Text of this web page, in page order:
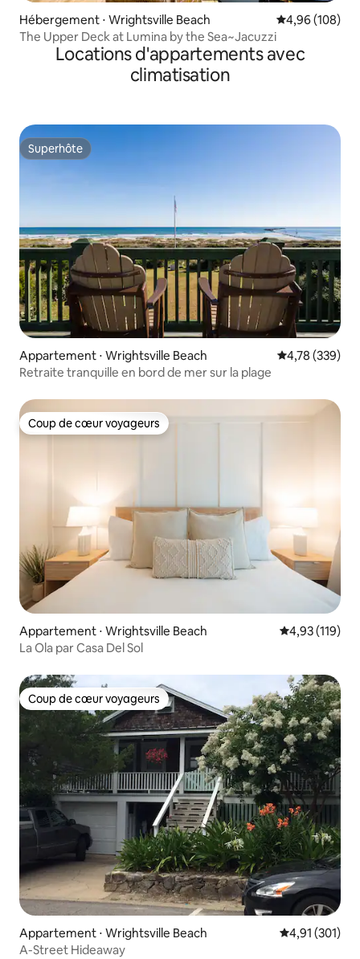
Hébergement ⋅ Wrightsville Beach Évaluation
4,96 (108)
The Upper Deck at Lumina by the Sea~Jacuzzi
Locations d'appartements avec
climatisation
Superhôte
Superhôte
Appartement ⋅ Wrightsville Beach Évaluation
4,78 (339)
Retraite tranquille en bord de mer sur la plage
Coup de cœur voyageurs
Coup de cœur voyageurs
Appartement ⋅ Wrightsville Beach Évaluation
4,93 (119)
La Ola par Casa Del Sol
Coup de cœur voyageurs
Coup de cœur voyageurs
Appartement ⋅ Wrightsville Beach Évaluation
4,91 (301)
A-Street Hideaway